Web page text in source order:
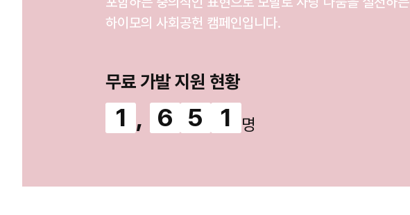
하이모의 사회공헌 캠페인입니다.
무료 가발 지원 현황
1 , 6 5 1 명